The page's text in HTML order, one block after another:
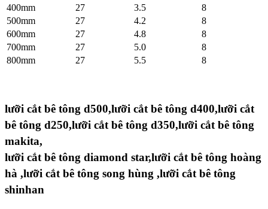
400mm
27 3.5
8
500mm
27 4.2
8
600mm
27 4.8
8
700mm
27 5.0
8
800mm
27 5.5 8
lưỡi cắt bê tông d500,lưỡi cắt bê tông d400,lưỡi cắt
bê tông d250,lưỡi cắt bê tông d350,lưỡi cắt bê tông
makita,
lưỡi cắt bê tông diamond star,lưỡi cắt bê tông hoàng
hà ,lưỡi cắt bê tông song hùng ,lưỡi cắt bê tông
shinhan